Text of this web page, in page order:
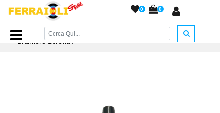
0 0
Home Page/ACCESSORI ARMERIA/Prodotti Pulizia /
Brunitore Beretta/